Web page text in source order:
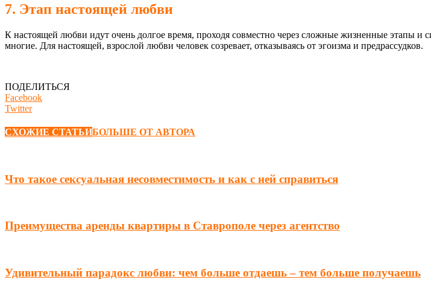
7. Этап настоящей любви
К настоящей любви идут очень долгое время, проходя совместно через сложные жизненные этапы
многие. Для настоящей, взрослой любви человек созревает, отказываясь от эгоизма и предрассудков.
ПОДЕЛИТЬСЯ
Facebook
Twitter
СХОЖИЕ СТАТЬИБОЛЬШЕ ОТ АВТОРА
Что такое сексуальная несовместимость и как с ней справиться
Преимущества аренды квартиры в Ставрополе через агентство
Удивительный парадокс любви: чем больше отдаешь – тем больше получаешь